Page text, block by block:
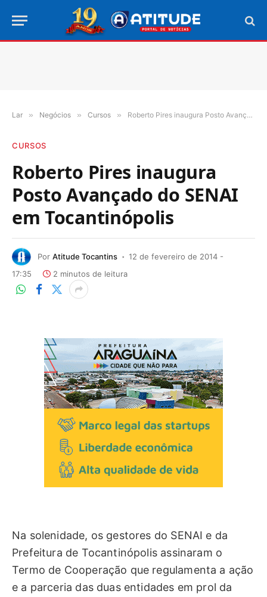
Lar » Negócios » Cursos » Roberto Pires inaugura Posto Avançado do SENAI em Tocantinópolis
CURSOS
Roberto Pires inaugura
Posto Avançado do SENAI
em Tocantinópolis
Por Atitude Tocantins
12 de fevereiro de 2014 -
17:35
2 minutos de leitura
Na solenidade, os gestores do SENAI e da
Prefeitura de Tocantinópolis assinaram o
Termo de Cooperação que regulamenta a ação
e a parceria das duas entidades em prol da